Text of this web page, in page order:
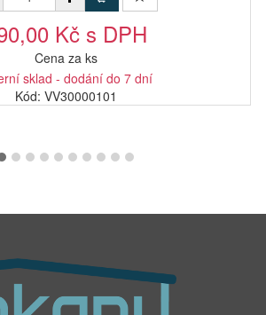
Kč s DPH
Cena za ks
sklad - dodání do 7 dní
Kód: VV30000101